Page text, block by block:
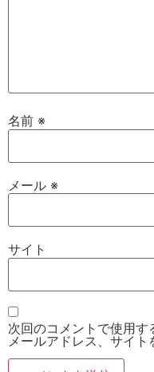
名前 ※
メール ※
サイト
次回のコメントで使用す
メールアドレス、サイト